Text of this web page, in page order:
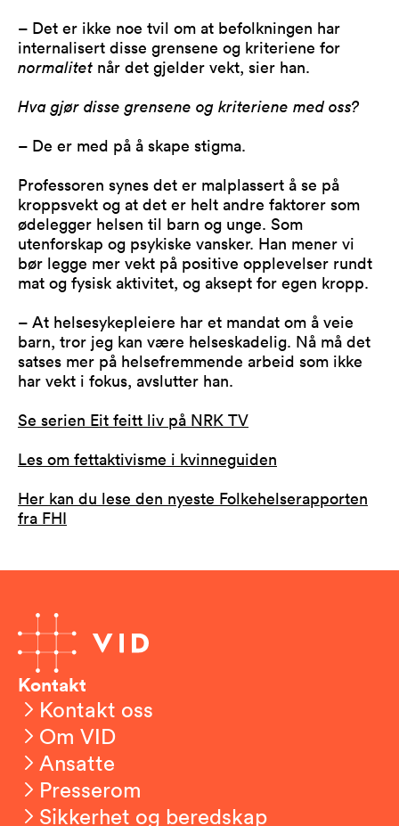
– Det er ikke noe tvil om at befolkningen har
internalisert disse grensene og kriteriene for
normalitet når det gjelder vekt, sier han.
Hva gjør disse grensene og kriteriene med oss?
– De er med på å skape stigma.
Professoren synes det er malplassert å se på
kroppsvekt og at det er helt andre faktorer som
ødelegger helsen til barn og unge. Som
utenforskap og psykiske vansker. Han mener vi
bør legge mer vekt på positive opplevelser rundt
mat og fysisk aktivitet, og aksept for egen kropp.
– At helsesykepleiere har et mandat om å veie
barn, tror jeg kan være helseskadelig. Nå må det
satses mer på helsefremmende arbeid som ikke
har vekt i fokus, avslutter han.
Se serien Eit feitt liv på NRK TV
Les om fettaktivisme i kvinneguiden
Her kan du lese den nyeste Folkehelserapporten
fra FHI
Kontakt
Kontakt oss
Om VID
Ansatte
Presserom
Sikkerhet og beredskap